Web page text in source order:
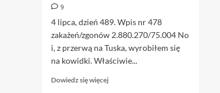
9
4 lipca, dzień 489. Wpis nr 478
zakażeń/zgonów 2.880.270/75.004 No
i, z przerwą na Tuska, wyrobiłem się
na kowidki. Właściwie...
Dowiedz się więcejDowiedz